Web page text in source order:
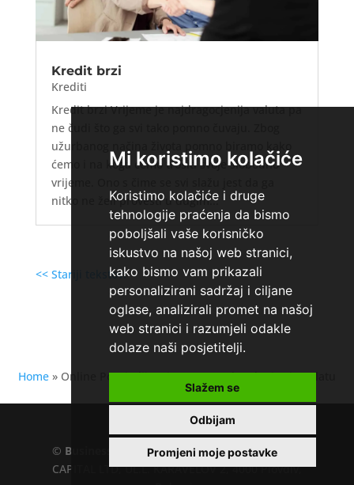
Mi koristimo kolačiće
Koristimo kolačiće i druge
tehnologije praćenja da bismo
poboljšali vaše korisničko
iskustvo na našoj web stranici,
kako bismo vam prikazali
personalizirani sadržaj i ciljane
oglase, analizirali promet na našoj
web stranici i razumjeli odakle
dolaze naši posjetitelji.
Slažem se
Odbijam
Promjeni moje postavke
Kredit brzi
Krediti
Kredit brzi Vrijeme je najdragocjenija valuta pa
ne čudi što ga svi tako pomno čuvaju. Zbog
užurbanog načina života pomno biramo kako
ćemo i na koga ćemo trošiti svoje slobodno
vrijeme. Ono s čime se svi slažu jest da ga
nitko ne želi provesti u dugim...
<< Stariji tekstovi
Home » Online Pozajmljivanje Novca: Kako Planirati Otplatu
Dugova
© Business.hr
EU VAT number : 205391327, KD
CAPITAL LTD, UL.L. KARAVELOV 2, 4000 Plovdiv,